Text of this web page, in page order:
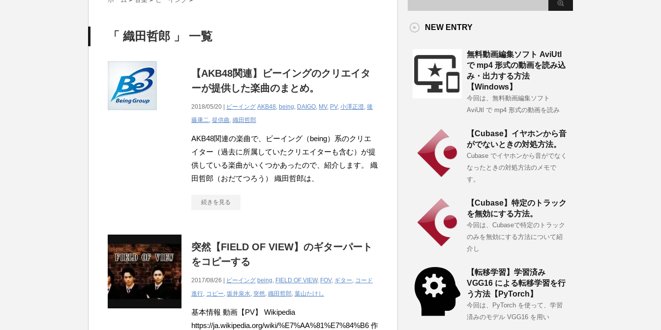
「 織田哲郎 」 一覧
【AKB48関連】ビーイングのクリエイタ
ーが提供した楽曲のまとめ。
2018/05/20 | ビーイング AKB48, being, DAIGO, MV, PV, 小澤正澄, 後
藤康二, 提供曲, 織田哲郎
AKB48関連の楽曲で、ビーイング（being）系のクリエ
イター（過去に所属していたクリエイターも含む）が提
供している楽曲がいくつかあったので、紹介します。 織
田哲郎（おだてつろう） 織田哲郎は、
続きを見る
突然【FIELD OF VIEW】のギターパート
をコピーする
2017/08/26 | ビーイング being, FIELD OF VIEW, FOV, ギター, コード
進行, コピー, 坂井泉水, 突然, 織田哲郎, 葉山たけし
基本情報 動画【PV】 Wikipedia
https://ja.wikipedia.org/wiki/%E7%AA%81%E7%84%B6 作
NEW ENTRY
無料動画編集ソフト AviUtl
で mp4 形式の動画を読み込
み・出力する方法
【Windows】
今回は、無料動画編集ソフト
AviUtl で mp4 形式の動画を読み
【Cubase】イヤホンから音
がでないときの対処方法。
Cubase でイヤホンから音がでなく
なったときの対処方法のメモで
す。
【Cubase】特定のトラック
を無効にする方法。
今回は、Cubaseで特定のトラック
のみを無効にする方法について紹
介し
【転移学習】学習済み
VGG16 による転移学習を行
う方法【PyTorch】
今回は、PyTorch を使って、学習
済みのモデル VGG16 を用い